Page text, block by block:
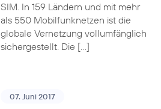
SIM. In 159 Ländern und mit mehr
als 550 Mobilfunknetzen ist die
globale Vernetzung vollumfänglich
sichergestellt. Die […]
07. Juni 2017